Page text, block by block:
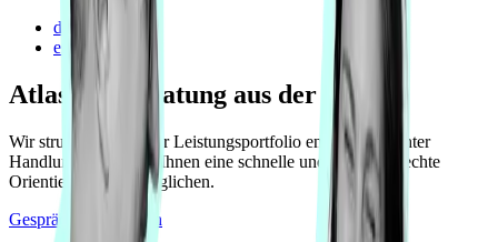
de
en
Atlassian Beratung aus der Praxis.
Wir strukturieren unser Leistungsportfolio entlang relevanter
Handlungsfelder, um Ihnen eine schnelle und bedarfsgerechte
Orientierung zu ermöglichen.
Gespräch vereinbaren